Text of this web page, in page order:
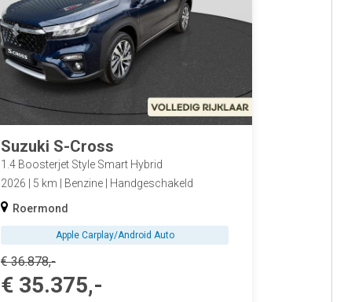
Suzuki S-Cross
1.4 Boosterjet Style Smart Hybrid
2026
5 km Benzine
Handgeschakeld
Roermond
Apple Carplay/Android Auto
€ 36.878,-
€ 35.375,-